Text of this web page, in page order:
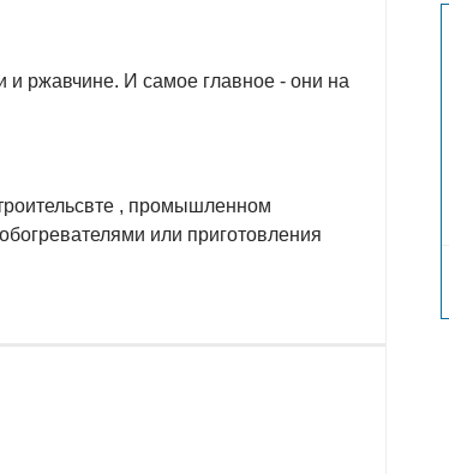
и ржавчине. И самое главное - они на
, промышленном
или приготовления